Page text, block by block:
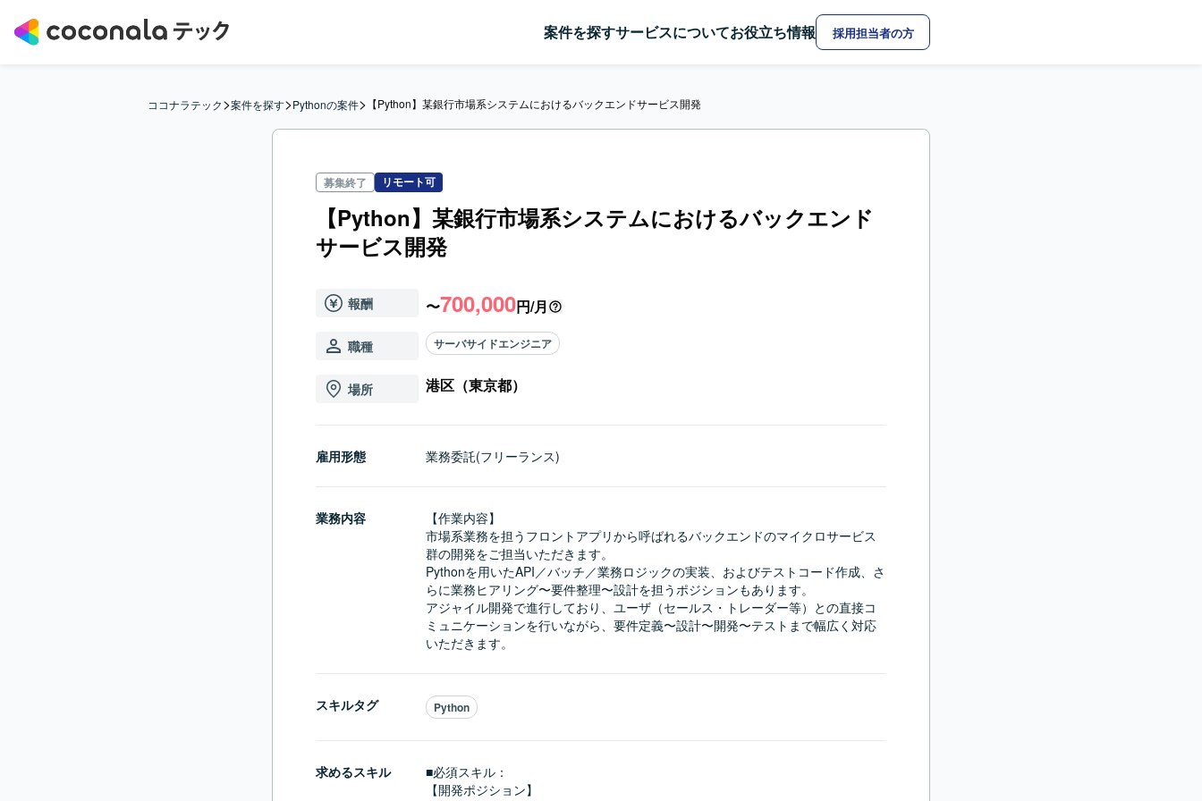
案件を探すサービスについてお役立ち情報 採用担当者の方
ココナラテック>案件を探す>Pythonの案件> 【Python】某銀行市場系システムにおけるバックエンドサービス開発
募集終了 リモート可
【Python】某銀行市場系システムにおけるバックエンド
サービス開発
報酬 〜700,000円/月
職種 サーバサイドエンジニア
場所 港区（東京都）
雇用形態 業務委託(フリーランス)
業務内容
【作業内容】
市場系業務を担うフロントアプリから呼ばれるバックエンドのマイクロサービス
群の開発をご担当いただきます。
Pythonを用いたAPI／バッチ／業務ロジックの実装、およびテストコード作成、さ
らに業務ヒアリング〜要件整理〜設計を担うポジションもあります。
アジャイル開発で進行しており、ユーザ（セールス・トレーダー等）との直接コ
ミュニケーションを行いながら、要件定義〜設計〜開発〜テストまで幅広く対応
いただきます。
スキルタグ Python
求めるスキル
■必須スキル：
【開発ポジション】